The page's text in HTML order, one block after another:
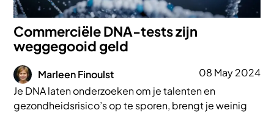
Commerciële DNA-tests zijn
weggegooid geld
Afbeelding
Marleen Finoulst
08 May 2024
Je DNA laten onderzoeken om je talenten en
gezondheidsrisico’s op te sporen, brengt je weinig